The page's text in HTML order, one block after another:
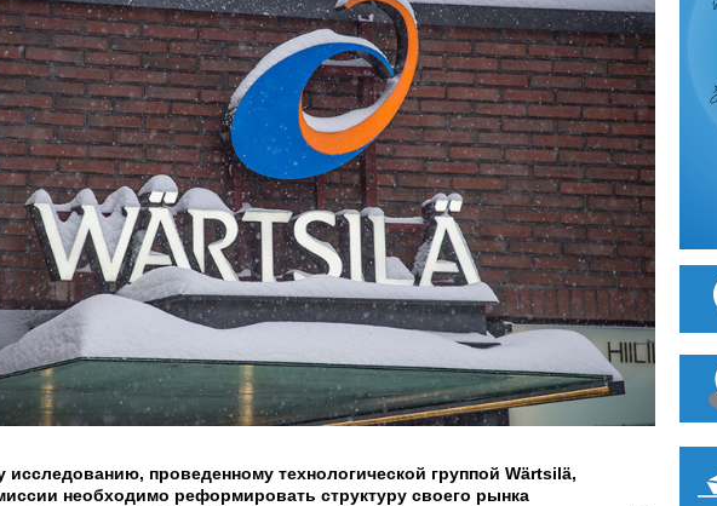
исследованию, проведенному технологической группой Wärtsilä,
необходимо реформировать структуру своего рынка